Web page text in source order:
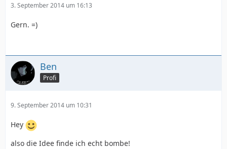
3. September 2014 um 16:13
Gern. =)
Ben
Profi
9. September 2014 um 10:31
Hey
also die Idee finde ich echt bombe!